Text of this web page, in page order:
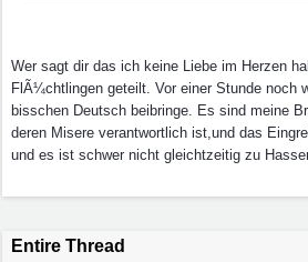
Wer sagt dir das ich keine Liebe im Herzen
FlÃ¼chtlingen geteilt. Vor einer Stunde noch
bisschen Deutsch beibringe. Es sind meine
deren Misere verantwortlich ist,und das
und es ist schwer nicht gleichtzeitig zu
Entire Thread